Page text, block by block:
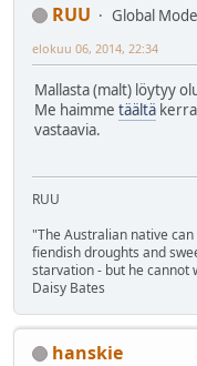
RUU
Global
elokuu 06, 2014, 22:34
Mallasta (malt) löytyy
Me haimme täältä
vastaavia.
RUU
"The Australian native
fiendish droughts and
starvation - but he cannot
Daisy Bates
hanskie